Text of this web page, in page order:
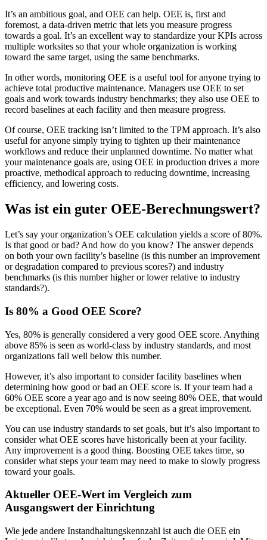
EAM-Software
Hierarchien, Historie, Gesamtbetriebskosten
Gesundheitswesen
Krankenhäuser, Kliniken, biomedizinische Anlagen
It’s an ambitious goal, and OEE can help. OEE is, first and
foremost, a data-driven metric that lets you measure progress
towards a goal. It’s an excellent way to standardize your KPIs across
multiple worksites so that your whole organization is working
toward the same target, using the same benchmarks.
In other words, monitoring OEE is a useful tool for anyone trying to
achieve total productive maintenance. Managers use OEE to set
goals and work towards industry benchmarks; they also use OEE to
record baselines at each facility and then measure progress.
Of course, OEE tracking isn’t limited to the TPM approach. It’s also
useful for anyone simply trying to tighten up their maintenance
workflows and reduce their unplanned downtime. No matter what
your maintenance goals are, using OEE in production drives a more
proactive, methodical approach to reducing downtime, increasing
efficiency, and lowering costs.
Was ist ein guter OEE-Berechnungswert?
Let’s say your organization’s OEE calculation yields a score of 80%.
Is that good or bad? And how do you know? The answer depends
on both your own facility’s baseline (is this number an improvement
or degradation compared to previous scores?) and industry
benchmarks (is this number higher or lower relative to industry
standards?).
Is 80% a Good OEE Score?
Yes, 80% is generally considered a very good OEE score. Anything
above 85% is seen as world-class by industry standards, and most
organizations fall well below this number.
However, it’s also important to consider facility baselines when
determining how good or bad an OEE score is. If your team had a
60% OEE score a year ago and is now seeing 80% OEE, that would
be exceptional. Even 70% would be seen as a great improvement.
You can use industry standards to set goals, but it’s also important to
consider what OEE scores have historically been at your facility.
Any improvement is a good thing. Boosting OEE takes time, so
consider what steps your team may need to make to slowly progress
toward your goals.
Aktueller OEE-Wert im Vergleich zum
Ausgangswert der Einrichtung
Wie jede andere Instandhaltungskennzahl ist auch die OEE ein